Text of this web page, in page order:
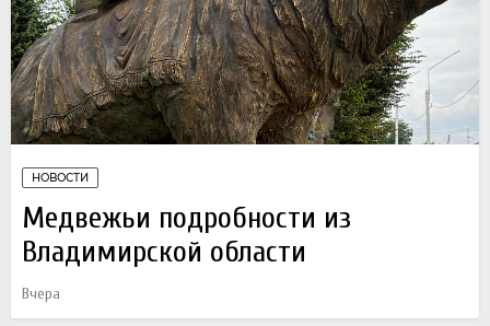
НОВОСТИ
Медвежьи подробности из
Владимирской области
Вчера